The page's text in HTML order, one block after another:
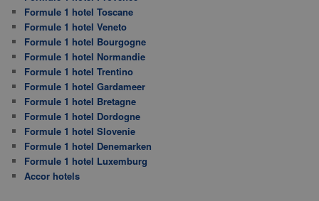
Formule 1 hotel Toscane
Formule 1 hotel Veneto
Formule 1 hotel Bourgogne
Formule 1 hotel Normandie
Formule 1 hotel Trentino
Formule 1 hotel Gardameer
Formule 1 hotel Bretagne
Formule 1 hotel Dordogne
Formule 1 hotel Slovenie
Formule 1 hotel Denemarken
Formule 1 hotel Luxemburg
Accor hotels